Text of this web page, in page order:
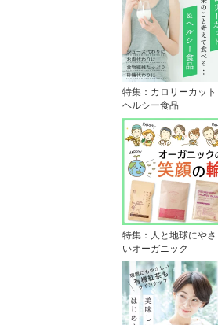
特集：カロリーカット
ヘルシー食品
特集：人と地球にやさ
いオーガニック